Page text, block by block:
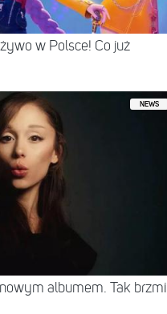
w Polsce! Co już
NEWS
albumem. Tak brzmi